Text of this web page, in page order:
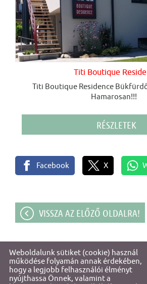
Titi Boutique
Titi Boutique Residence
Hamarosan!!!
RÉSZLETEK
Facebook X
VISSZA AZ ELŐZŐ OLDALRA!
© 2026 - Titi & Őri
Weboldalunk sütiket (cookie) használ
működése folyamán annak érdekében,
hogy a legjobb felhasználói élményt
nyújthassa Önnek, valamint a